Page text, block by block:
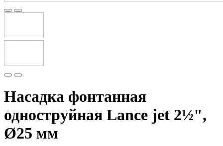
Насадка фонтанная
одноструйная Lance jet 2½",
Ø25 мм